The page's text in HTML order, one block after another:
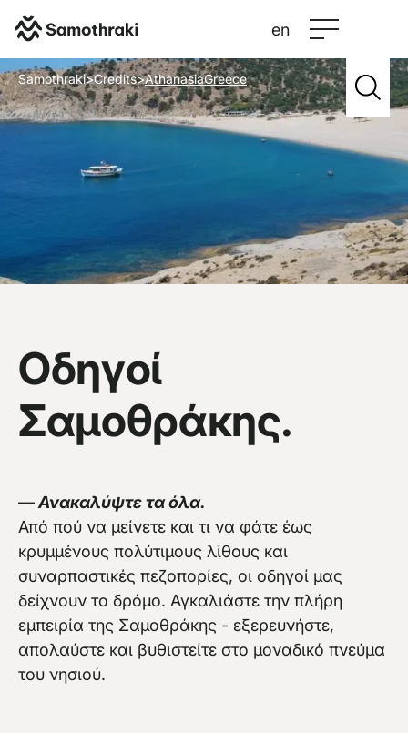
en
Samothraki>Credits>AthanasiaGreece
Vew more
Οδηγοί
Σαμοθράκης.
—Ανακαλύψτε τα όλα.
Από πού να μείνετε και τι να φάτε έως
κρυμμένους πολύτιμους λίθους και
συναρπαστικές πεζοπορίες, οι οδηγοί μας
δείχνουν το δρόμο. Αγκαλιάστε την πλήρη
εμπειρία της Σαμοθράκης - εξερευνήστε,
απολαύστε και βυθιστείτε στο μοναδικό πνεύμα
του νησιού.